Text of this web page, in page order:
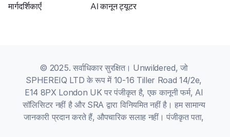
मार्गदर्शिकाएँ
AI कानून ट्यूटर
© 2025. सर्वाधिकार सुरक्षित। Unwildered, जो
SPHEREIQ LTD के रूप में 10-16 Tiller Road 14/2e,
E14 8PX London UK पर पंजीकृत है, एक कानूनी फर्म, AI
सॉलिसिटर नहीं है और SRA द्वारा विनियमित नहीं है। हम सामान्य
जानकारी प्रदान करते हैं, औपचारिक सलाह नहीं। पंजीकृत पता,